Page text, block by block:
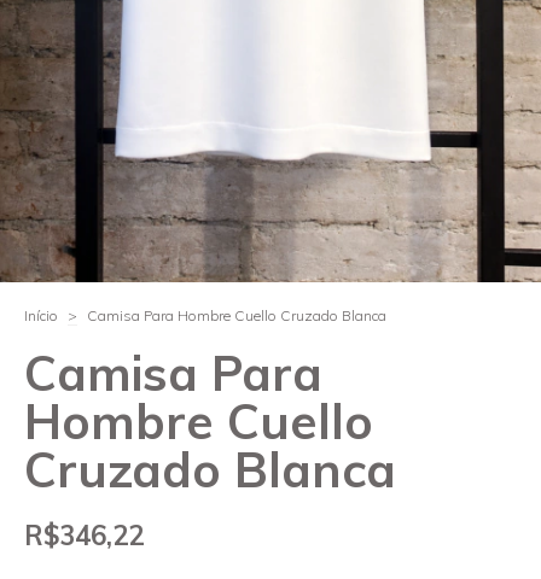
Início > Camisa Para Hombre Cuello Cruzado Blanca
Camisa Para
Hombre Cuello
Cruzado Blanca
R$346,22